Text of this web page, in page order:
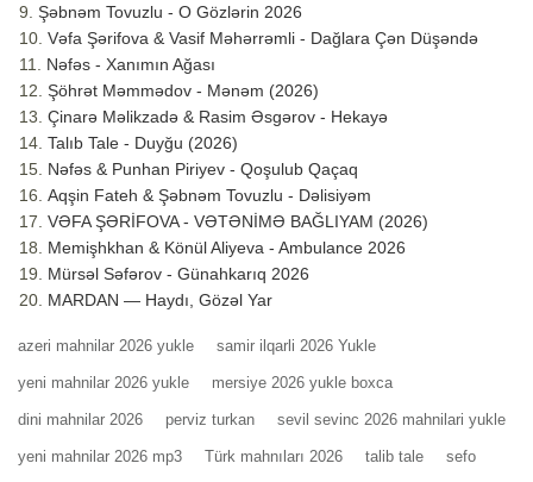
Şəbnəm Tovuzlu - O Gözlərin 2026
Vəfa Şərifova & Vasif Məhərrəmli - Dağlara Çən Düşəndə
Nəfəs - Xanımın Ağası
Şöhrət Məmmədov - Mənəm (2026)
Çinarə Məlikzadə & Rasim Əsgərov - Hekayə
Talıb Tale - Duyğu (2026)
Nəfəs & Punhan Piriyev - Qoşulub Qaçaq
Aqşin Fateh & Şəbnəm Tovuzlu - Dəlisiyəm
VƏFA ŞƏRİFOVA - VƏTƏNİMƏ BAĞLIYAM (2026)
Memişhkhan & Könül Aliyeva - Ambulance 2026
Mürsəl Səfərov - Günahkarıq 2026
MARDAN — Haydı, Gözəl Yar
azeri mahnilar 2026 yukle samir ilqarli 2026 Yukle
yeni mahnilar 2026 yukle mersiye 2026 yukle boxca
dini mahnilar 2026 perviz turkan sevil sevinc 2026 mahnilari yukle
yeni mahnilar 2026 mp3 Türk mahnıları 2026 talib tale sefo